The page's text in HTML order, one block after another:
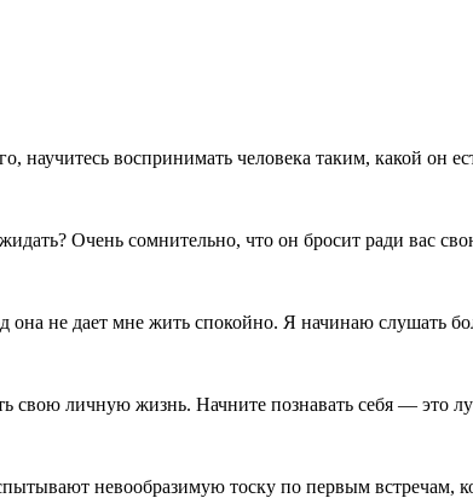
научитесь воспринимать человека таким, какой он
Очень сомнительно, что он бросит ради вас
она не дает мне жить спокойно. Я начинаю слушать
свою личную жизнь. Начните познавать себя — это
невообразимую тоску по первым встречам,